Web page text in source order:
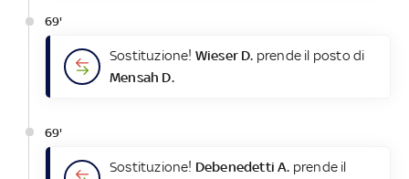
69'
Sostituzione! Wieser D. prende il posto di
Mensah D.
69'
Sostituzione! Debenedetti A. prende il